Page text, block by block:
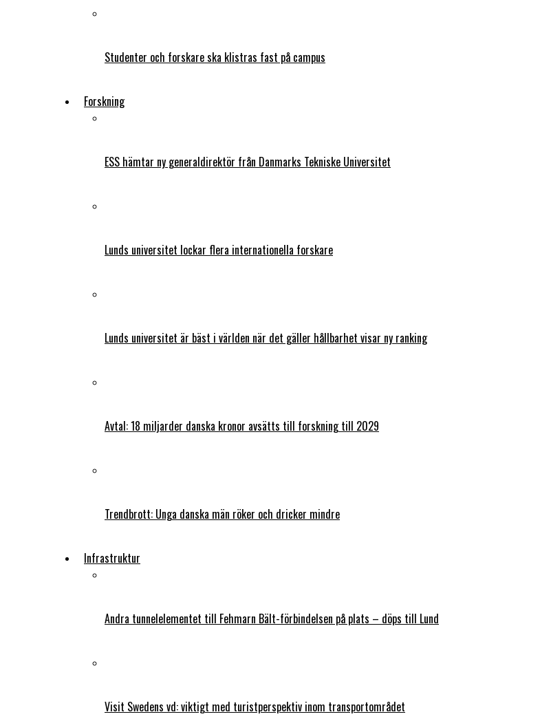
Studenter och forskare ska klistras fast på campus
Forskning
ESS hämtar ny generaldirektör från Danmarks Tekniske Universitet
Lunds universitet lockar flera internationella forskare
Lunds universitet är bäst i världen när det gäller hållbarhet visar ny ranking
Avtal: 18 miljarder danska kronor avsätts till forskning till 2029
Trendbrott: Unga danska män röker och dricker mindre
Infrastruktur
Andra tunnelelementet till Fehmarn Bält-förbindelsen på plats – döps till Lund
Visit Swedens vd: viktigt med turistperspektiv inom transportområdet